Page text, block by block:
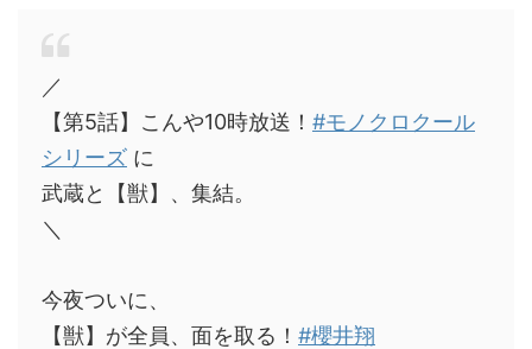
／
【第5話】こんや10時放送！ #モノクロクール
シリーズ に
武蔵と【獣】、集結。
＼
今夜ついに、
【獣】が全員、面を取る！ #櫻井翔